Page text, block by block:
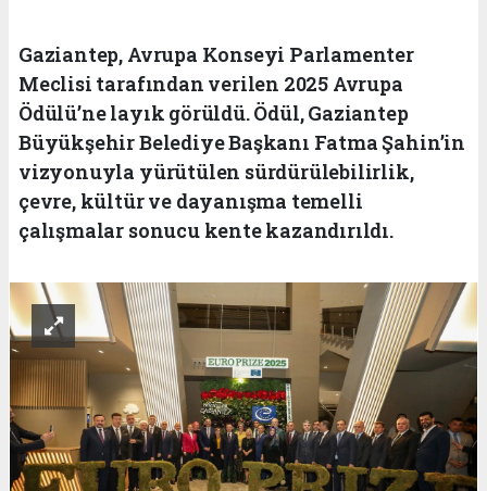
Gaziantep, Avrupa Konseyi Parlamenter
Meclisi tarafından verilen 2025 Avrupa
Ödülü’ne layık görüldü. Ödül, Gaziantep
Büyükşehir Belediye Başkanı Fatma Şahin’in
vizyonuyla yürütülen sürdürülebilirlik,
çevre, kültür ve dayanışma temelli
çalışmalar sonucu kente kazandırıldı.